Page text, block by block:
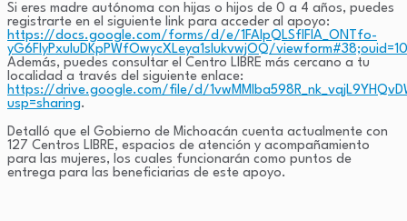
Si eres madre autónoma con hijas o hijos de 0 a 4 años, puedes
registrarte en el siguiente link para acceder al apoyo:
https://docs.google.com/forms/d/e/1FAIpQLSfIFlA_ONTfo-
yG6FIyPxuluDKpPWfOwycXLeya1sIukvwjOQ/
Además, puedes consultar el Centro LIBRE más cercano a tu
localidad a través del siguiente enlace:
https://drive.google.com/file/d/
usp=sharing.
Detalló que el Gobierno de Michoacán cuenta actualmente con
127 Centros LIBRE, espacios de atención y acompañamiento
para las mujeres, los cuales funcionarán como puntos de
entrega para las beneficiarias de este apoyo.